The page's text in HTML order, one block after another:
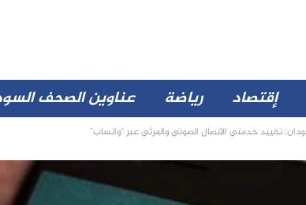
إقتصاد رياضة عناوين الصحف
تقييد خدمتي الاتصال الصوتي والمرئي عبر “واتساب”